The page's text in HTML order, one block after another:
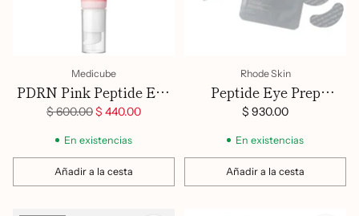
Medicube
PDRN Pink Peptide Eye
Cream - 30ml
Precio
$ 600.00$ 440.00
En existencias
Añadir a la cesta
Cantidad
Rhode Skin
Peptide Eye Prep
Depuffing Eye Patches
$ 930.00
En existencias
Añadir a la cesta
Cantidad